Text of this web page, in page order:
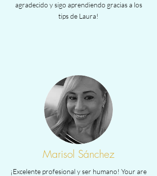
agradecido y sigo aprendiendo gracias a los
tips de Laura!
Marisol Sánchez
¡Excelente profesional y ser humano! Your are